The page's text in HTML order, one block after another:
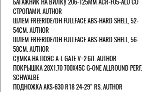
СТРОПАМИ. AUTHOR
ШЛЕМ FREERIDE/DH FULLFACE ABS-HARD SHELL, 52-
54СМ. AUTHOR
ШЛЕМ FREERIDE/DH FULLFACE ABS-HARD SHELL, 56-
58СМ. AUTHOR
СУМКА НА ПОЯС A-L GATE V=2.6Л. AUTHOR
ПОКРЫШКА 28X1.70 700X45C G-ONE ALLROUND PERF.
SCHWALBE
ПОДНОЖКА AKS-630 R18 24-29" RS. AUTHOR